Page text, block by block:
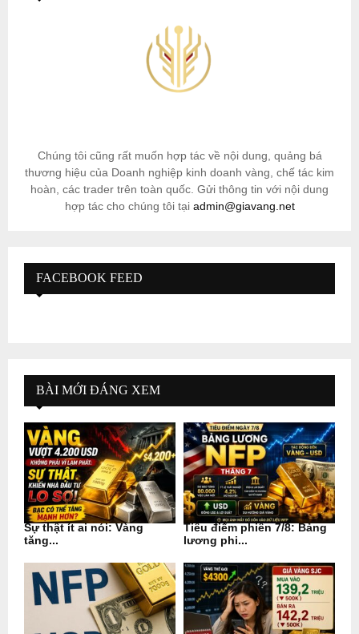
Chúng tôi cũng rất muốn hợp tác về nội dung, quảng bá
thương hiệu của Doanh nghiệp kinh doanh vàng, chế tác kim
hoàn, các trader trên toàn quốc. Gửi thông tin với nội dung
hợp tác cho chúng tôi tại admin@giavang.net
FACEBOOK FEED
BÀI MỚI ĐÁNG XEM
Sự thật ít ai nói: Vàng
tăng...
Tiêu điểm phiên 7/8: Bảng
lương phi...